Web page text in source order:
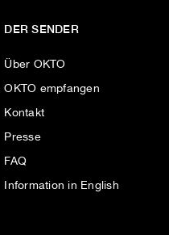
DER SENDER
Über OKTO
OKTO empfangen
Kontakt
Presse
FAQ
Information in English